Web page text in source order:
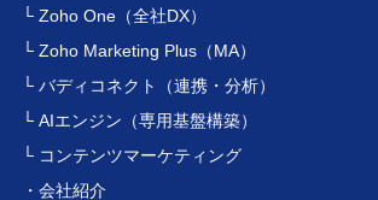
└ Zoho One（全社DX）
└ Zoho Marketing Plus（MA）
└ バディコネクト（連携・分析）
└ AIエンジン（専用基盤構築）
└ コンテンツマーケティング
・会社紹介